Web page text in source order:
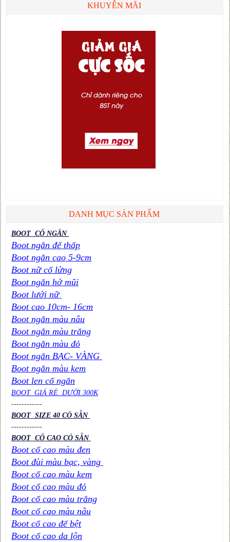
KHUYỄN MÃI
DANH MỤC SẢN PHẨM
BOOT CỔ NGẮN
Boot ngắn đế thấp
Boot ngắn cao 5-9cm
Boot nữ cổ lửng
Boot ngắn hở mũi
Boot lưới nữ
Boot cao 10cm- 16cm
Boot ngắn màu nâu
Boot ngắn màu trắng
Boot ngắn màu đỏ
Boot ngắn BẠC- VÀNG
Boot ngắn màu kem
Boot len cổ ngắn
BOOT GIÁ RẺ DƯỚI 300K
------------
BOOT SIZE 40 CÓ SẴN
------------
BOOT CỔ CAO CÓ SẴN
Boot cổ cao màu đen
Boot đùi màu bạc, vàng
Boot cổ cao màu kem
Boot cổ cao màu đỏ
Boot cổ cao màu trắng
Boot cổ cao màu nâu
Boot cổ cao đế bệt
Boot cổ cao da lộn